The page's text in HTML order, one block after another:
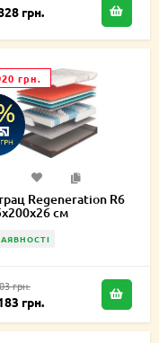
грн.
грн.
Regeneration R6
см
грн.
грн.